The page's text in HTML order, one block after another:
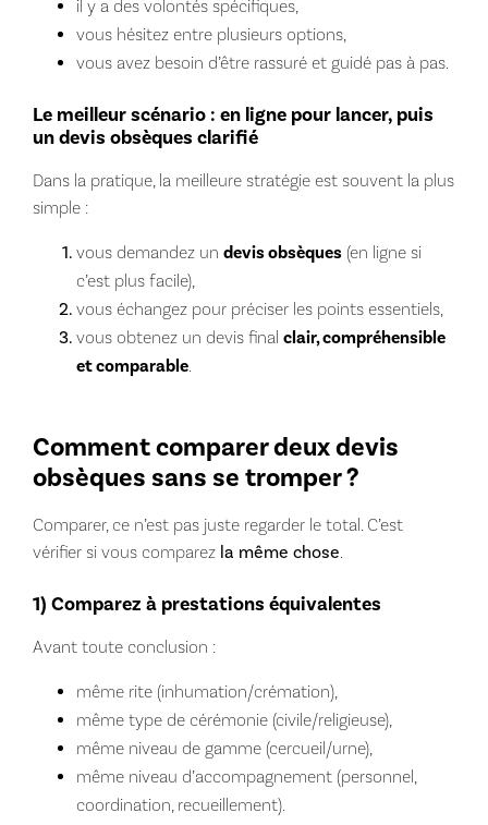
il y a des volontés spécifiques,
vous hésitez entre plusieurs options,
vous avez besoin d’être rassuré et guidé pas à pas.
Le meilleur scénario : en ligne pour lancer, puis
un devis obsèques clarifié
Dans la pratique, la meilleure stratégie est souvent la plus
simple :
vous demandez un devis obsèques (en ligne si
c’est plus facile),
vous échangez pour préciser les points essentiels,
vous obtenez un devis final clair, compréhensible
et comparable.
Comment comparer deux devis
obsèques sans se tromper ?
Comparer, ce n’est pas juste regarder le total. C’est
vérifier si vous comparez la même chose
1) Comparez à prestations équivalentes
Avant toute conclusion :
même rite (inhumation/crémation),
même type de cérémonie (civile/religieuse),
même niveau de gamme (cercueil/urne),
même niveau d’accompagnement (personnel,
coordination, recueillement).